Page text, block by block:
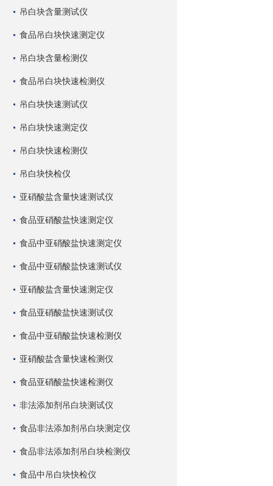
吊白块含量测试仪
食品吊白块快速测定仪
吊白块含量检测仪
食品吊白块快速检测仪
吊白块快速测试仪
吊白块快速测定仪
吊白块快速检测仪
吊白块快检仪
亚硝酸盐含量快速测试仪
食品亚硝酸盐快速测定仪
食品中亚硝酸盐快速测定仪
食品中亚硝酸盐快速测试仪
亚硝酸盐含量快速测定仪
食品亚硝酸盐快速测试仪
食品中亚硝酸盐快速检测仪
亚硝酸盐含量快速检测仪
食品亚硝酸盐快速检测仪
非法添加剂吊白块测试仪
食品非法添加剂吊白块测定仪
食品非法添加剂吊白块检测仪
食品中吊白块快检仪